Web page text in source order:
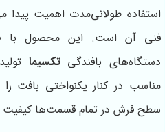
استفاده طولانی‌مدت اهمیت
فنی آن است. این محصول با
دستگاه‌های بافندگیتکسیما
مناسب در کنار یکنواختی بافت
سطح فرش در تمام قسمت‌ها کیفیت